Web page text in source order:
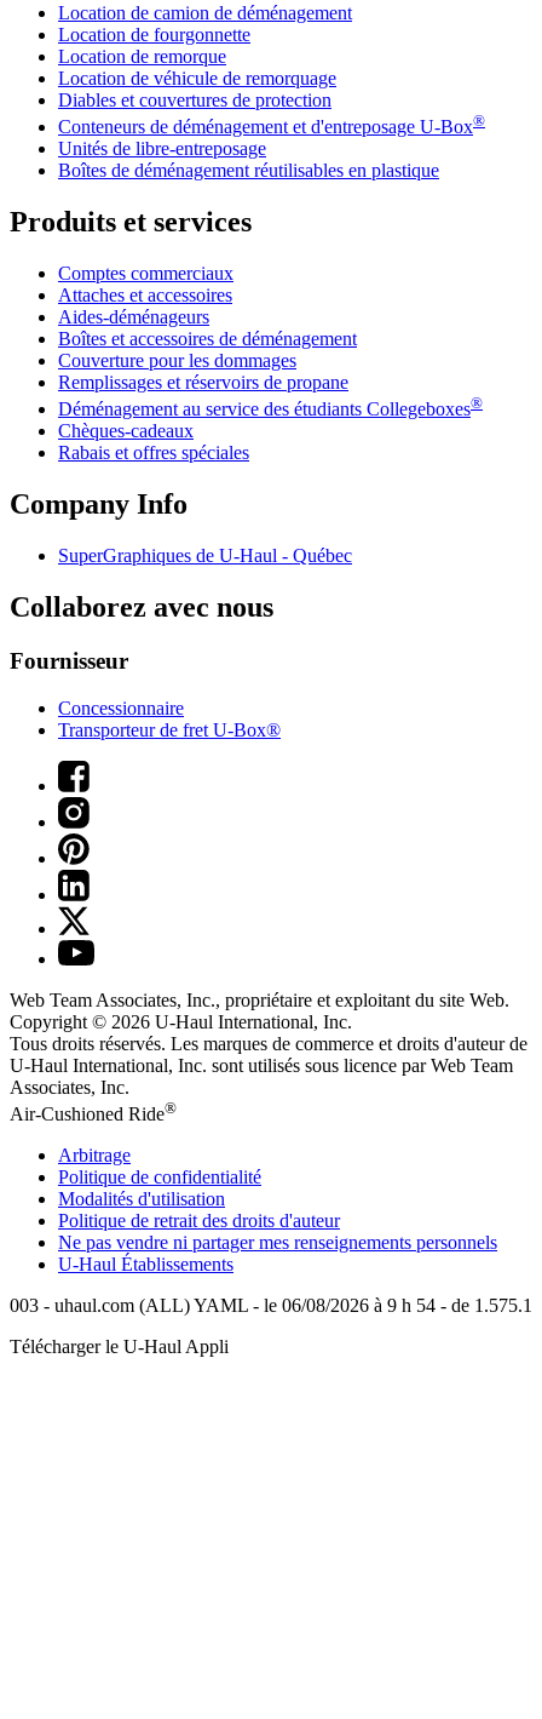
Location de camion de déménagement
Location de fourgonnette
Location de remorque
Location de véhicule de remorquage
Diables et couvertures de protection
Conteneurs de déménagement et d'entreposage U-Box®
Unités de libre-entreposage
Boîtes de déménagement réutilisables en plastique
Produits et services
Comptes commerciaux
Attaches et accessoires
Aides-déménageurs
Boîtes et accessoires de déménagement
Couverture pour les dommages
Remplissages et réservoirs de propane
Déménagement au service des étudiants Collegeboxes®
Chèques-cadeaux
Rabais et offres spéciales
Company Info
SuperGraphiques de U-Haul - Québec
Collaborez avec nous
Fournisseur
Concessionnaire
Transporteur de fret U-Box®
Web Team Associates, Inc., propriétaire et exploitant du site Web.
Copyright © 2026 U-Haul International, Inc.
Tous droits réservés. Les marques de commerce et droits d'auteur de
U-Haul International, Inc. sont utilisés sous licence par Web Team
Associates, Inc.
Air-Cushioned Ride®
Arbitrage
Politique de confidentialité
Modalités d'utilisation
Politique de retrait des droits d'auteur
Ne pas vendre ni partager mes renseignements personnels
U-Haul Établissements
003 - uhaul.com (ALL) YAML - le 06/08/2026 à 9 h 54 - de 1.575.1
Télécharger le U-Haul Appli